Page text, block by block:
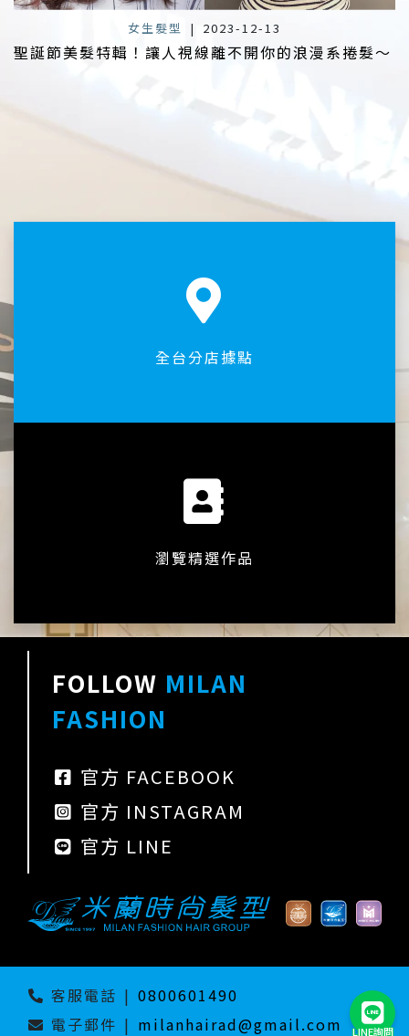
女生髮型 | 2023-12-13
聖誕節美髮特輯！讓人視線離不開你的浪漫系捲髮～
全台分店據點
瀏覽精選作品
FOLLOW MILAN
FASHION
官方 FACEBOOK
官方 INSTAGRAM
官方 LINE
客服電話 | 0800601490
電子郵件 | milanhairad@gmail.com LINE詢問